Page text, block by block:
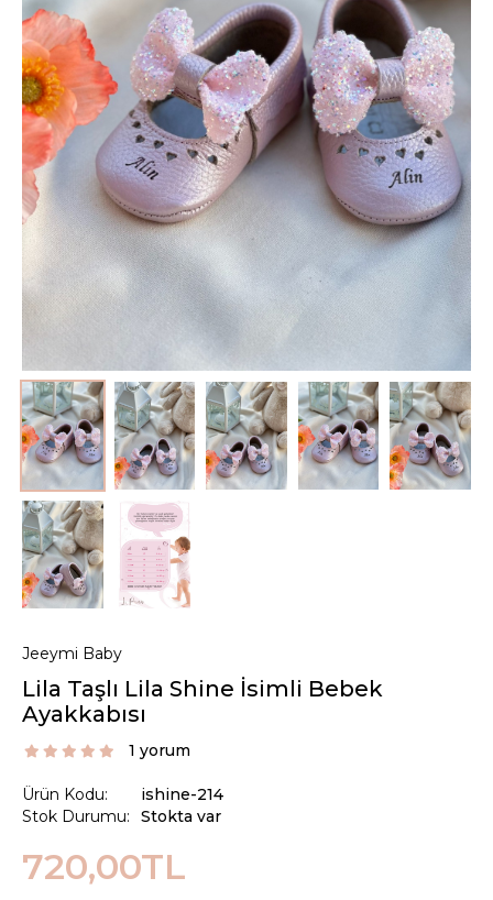
Jeeymi Baby
Lila Taşlı Lila Shine İsimli Bebek
Ayakkabısı
1 yorum
Ürün Kodu:
Stok Durumu:
ishine-214
Stokta var
720,00TL